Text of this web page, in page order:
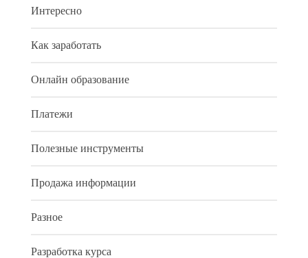
Интересно
Как заработать
Онлайн образование
Платежи
Полезные инструменты
Продажа информации
Разное
Разработка курса